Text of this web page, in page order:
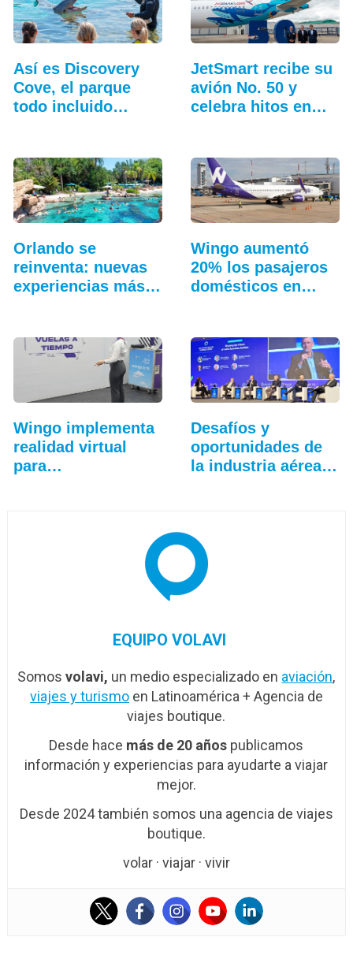
Así es Discovery
Cove, el parque
todo incluido
JetSmart recibe su
avión No. 50 y
celebra hitos en
Orlando se
reinventa: nuevas
experiencias más
Wingo aumentó
20% los pasajeros
domésticos en
Wingo implementa
realidad virtual
para
Desafíos y
oportunidades de
la industria aérea
EQUIPO VOLAVI
Somosvolavi, un medio especializado en aviación,
viajes y turismoen Latinoamérica + Agencia de
viajes boutique.
Desde hace más de 20 años publicamos
información y experiencias para ayudarte a viajar
mejor.
Desde 2024 también somos una agencia de viajes
boutique.
volar · viajar · vivir